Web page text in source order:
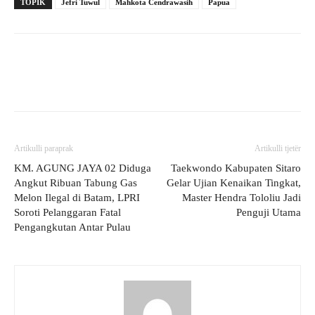
TOPIK Jefri Tuwul Mahkota Cendrawasih Papua
Artikulli paraprak
KM. AGUNG JAYA 02 Diduga
Angkut Ribuan Tabung Gas
Melon Ilegal di Batam, LPRI
Soroti Pelanggaran Fatal
Pengangkutan Antar Pulau
Artikulli tjetër
Taekwondo Kabupaten Sitaro
Gelar Ujian Kenaikan Tingkat,
Master Hendra Tololiu Jadi
Penguji Utama